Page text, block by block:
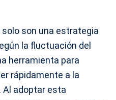
son una estrategia
la fluctuación del
herramienta para
rápidamente a la
Al adoptar esta